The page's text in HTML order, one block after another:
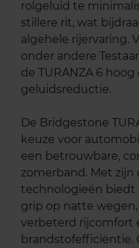
rolgeluid te
stillere rit, wat
algehele rijervaring.
onder andere
de TURANZA 6
geluidsreductie.
De Bridgestone
keuze voor
een betrouwbare,
zomerband. Met zijn
technologieën biedt
grip op natte
verbeterd rijcomfort
brandstofefficiëntie.